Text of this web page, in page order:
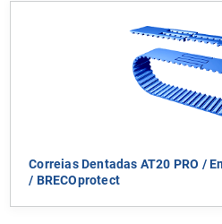
Correias Dentadas AT20 PRO /
/ BRECOprotect